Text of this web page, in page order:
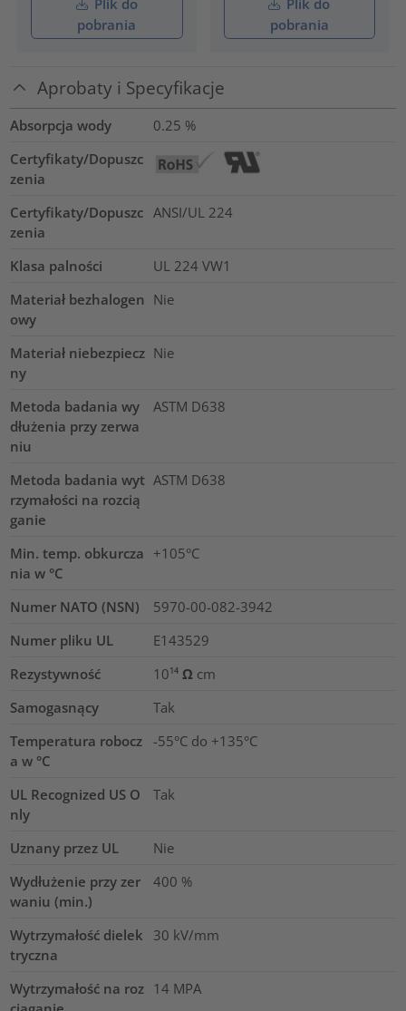
pobrania
pobrania
Aprobaty i Specyfikacje
Absorpcja wody 0.25 %
Certyfikaty/Dopuszc
zenia
Certyfikaty/Dopuszc
zenia
ANSI/UL 224
Klasa palności
UL 224 VW1
Materiał bezhalogen
owy
Nie
Materiał niebezpiecz
ny
Nie
Metoda badania wy
dłużenia przy zerwa
niu
ASTM D638
Metoda badania wyt
rzymałości na rozcią
ganie
ASTM D638
Min. temp. obkurcza
nia w °C
+105°C
Numer NATO (NSN)
5970-00-082-3942
Numer pliku UL
E143529
Rezystywność
10¹⁴ Ω cm
Samogasnący
Tak
Temperatura robocz
a w °C
-55°C do +135°C
UL Recognized US O
nly
Tak
Uznany przez UL
Nie
Wydłużenie przy zer
waniu (min.)
400 %
Wytrzymałość dielek
tryczna
30 kV/mm
Wytrzymałość na roz 14 MPA